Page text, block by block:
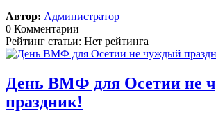
Автор: Администратор
0 Комментарии
Рейтинг статьи: Нет рейтинга
День ВМФ для Осетии не
праздник!